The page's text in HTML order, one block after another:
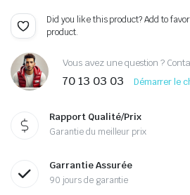
Did you like this product? Add to
product.
Vous avez une question ?
70 13 03 03 Démarrer le
Rapport Qualité/Prix
Garantie du meilleur prix
Garrantie Assurée
90 jours de garantie